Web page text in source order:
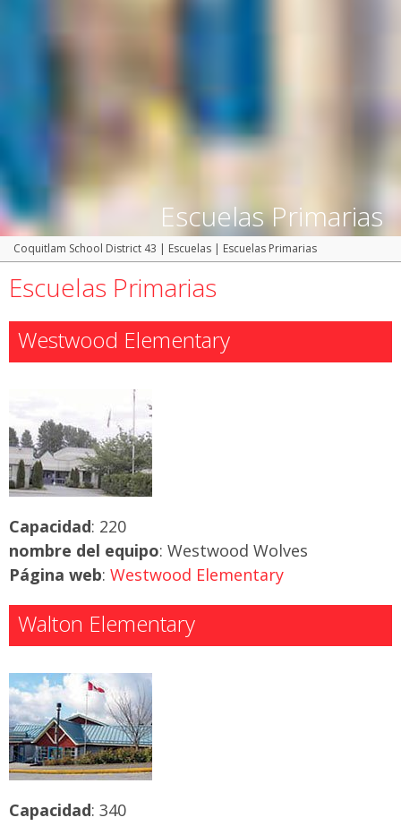
Escuelas Primarias
Coquitlam School District 43 | Escuelas | Escuelas Primarias
Escuelas Primarias
Westwood Elementary
Capacidad: 220
nombre del equipo: Westwood Wolves
Página web: Westwood Elementary
Walton Elementary
Capacidad: 340